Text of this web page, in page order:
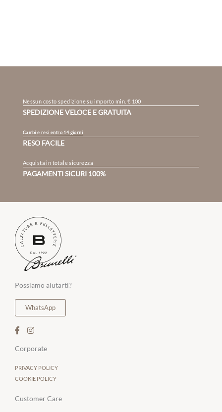
Nessun costo spedizione su importo min. € 100
SPEDIZIONE VELOCE E GRATUITA
Cambi e resi entro 14 giorni
RESO FACILE
Acquista in totale sicurezza
PAGAMENTI SICURI 100%
Possiamo aiutarti?
WhatsApp
Corporate
PRIVACY POLICY
COOKIE POLICY
Customer Care